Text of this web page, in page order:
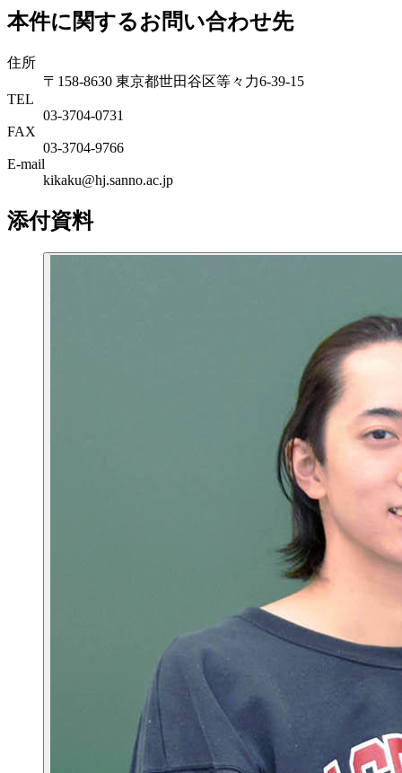
本件に関するお問い合わせ先
住所
〒158-8630 東京都世田谷区等々力6-39-15
TEL
03-3704-0731
FAX
03-3704-9766
E-mail
kikaku@hj.sanno.ac.jp
添付資料